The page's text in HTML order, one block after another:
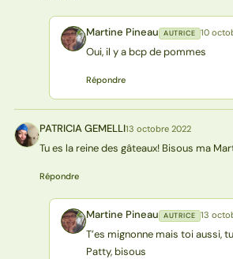
MP Martine Pineau AUTRICE 10
Oui, il y a bcp de pommes
Répondre
PG PATRICIA GEMELLI13 octobre 2022
Tu es la reine des gâteaux! Bisous ma
Répondre
MP Martine Pineau AUTRICE 13
T’es mignonne mais toi aussi,
Patty, bisous